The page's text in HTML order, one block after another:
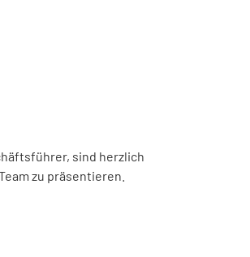
sind herzlich
zu präsentieren.